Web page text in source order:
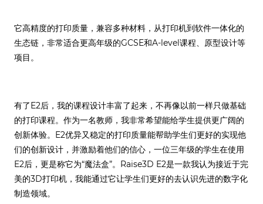
它高精度的打印质量，兼容多种材料，从打印机到软件一体化的
生态链，非常适合更高年级的GCSE和A-level课程、原型设计等
项目。
有了E2后，我的课程设计丰富了起来，不再像以前一样只做基础
的打印课程。作为一名教师，我非常希望能给学生提供更广阔的
创新体验。E2优异又稳定的打印质量能帮助学生们更好的实现他
们的创新设计，并激励着他们的信心，一位三年级的学生在使用
E2后，更是称它为“魔法盒”。Raise3D E2是一款我认为接近于完
美的3D打印机，我能通过它让学生们更好的去认识先进的数字化
制造领域。